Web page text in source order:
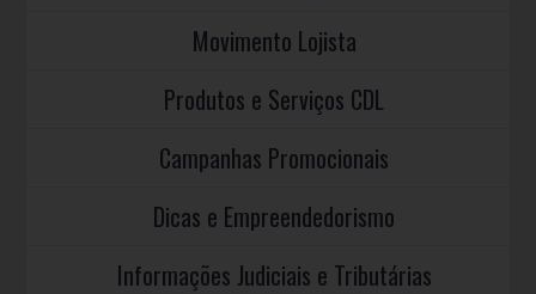
Movimento Lojista
Produtos e Serviços CDL
Campanhas Promocionais
Dicas e Empreendedorismo
Informações Judiciais e Tributárias